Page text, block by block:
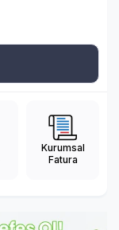
Kurumsal
Fatura